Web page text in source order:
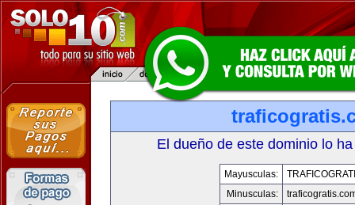
El dueño de este dominio lo
Mayusculas:
Minusculas: